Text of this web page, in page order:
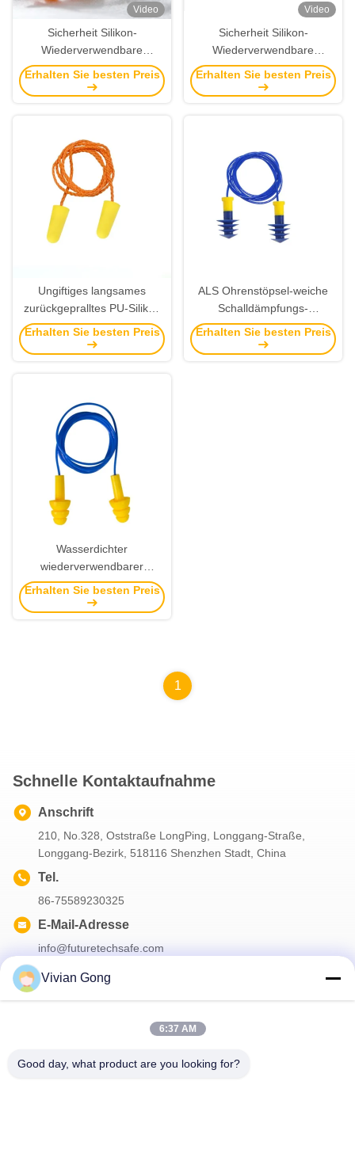
Video
Sicherheit Silikon-
Wiederverwendbare
Ohrstöpsel mit langsam
zurückgeschobenem PU-
maßgeschneiderte Farbe
Erhalten Sie besten Preis
Video
Sicherheit Silikon-
Wiederverwendbare
Ohrstöpsel mit langsam
zurückgeschobenem PU-
Erhalten Sie besten Preis
Ungiftiges langsames
zurückgepralltes PU-Silikon
des Schaum-Ohrenstöpsel-
85db schnürte Ohrenstöpsel
Erhalten Sie besten Preis
ALS Ohrenstöpsel-weiche
Schalldämpfungs-
wiederverwendbare
Ohrenpfropfen des Schaum-
Erhalten Sie besten Preis
Wasserdichter
wiederverwendbarer
Rauschunterdrückungs-
Ohrenstöpsel des
Erhalten Sie besten Preis
1
Schnelle Kontaktaufnahme
Anschrift
210, No.328, Oststraße LongPing, Longgang-Straße,
Longgang-Bezirk, 518116 Shenzhen Stadt, China
Tel.
86-75589230325
E-Mail-Adresse
info@futuretechsafe.com
Abonnieren Sie unseren Newsletter für Rabatte und mehr.
Vivian Gong
6:37 AM
Good day, what product are you looking for?